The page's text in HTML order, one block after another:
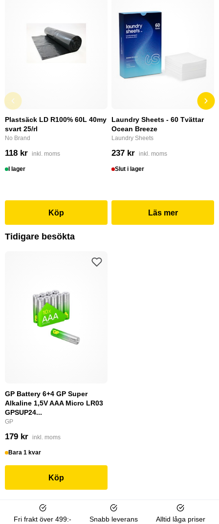
Plastsäck LD R100% 60L 40my
svart 25/rl
No Brand
118 kr inkl. moms
I lager
Köp
Laundry Sheets - 60 Tvättar
Ocean Breeze
Laundry Sheets
237 kr inkl. moms
Slut i lager
Läs mer
Tidigare besökta
GP Battery 6+4 GP Super
Alkaline 1,5V AAA Micro LR03
GPSUP24...
GP
179 kr inkl. moms
Bara 1 kvar
Köp
Fri frakt över 499:- Snabb leverans Alltid låga priser